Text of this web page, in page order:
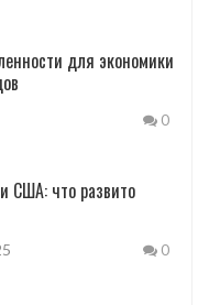
для экономики
0
США: что развито
0